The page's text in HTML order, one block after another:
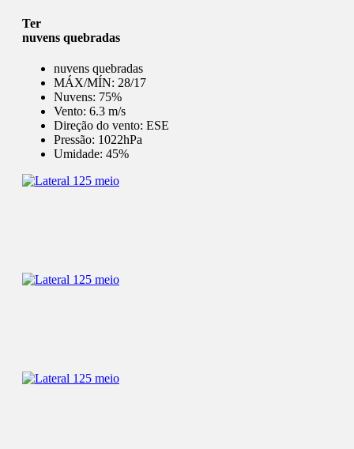
Ter
nuvens quebradas
nuvens quebradas
MÁX/MÍN: 28/17
Nuvens: 75%
Vento: 6.3 m/s
Direção do vento: ESE
Pressão: 1022hPa
Umidade: 45%